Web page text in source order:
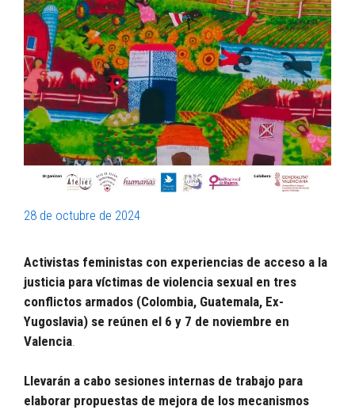
28 de octubre de 2024
Activistas feministas con experiencias de acceso a la
justicia para víctimas de violencia sexual en tres
conflictos armados (Colombia, Guatemala, Ex-
Yugoslavia) se reúnen el 6 y 7 de noviembre en
Valencia
Llevarán a cabo sesiones internas de trabajo para
elaborar propuestas de mejora de los mecanismos